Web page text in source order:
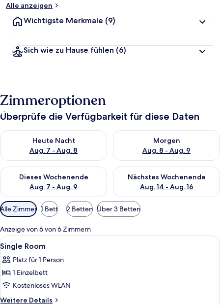
Alle anzeigen
Wichtigste Merkmale (9)
Sich wie zu Hause fühlen (6)
Zimmeroptionen
Überprüfe die Verfügbarkeit für diese Daten
Heute Nacht
Aug. 7 - Aug. 8
Überprüfe die Verfügbarkeit für heute Nacht, Aug. 7 - Aug. 8.
Morgen
Aug. 8 - Aug. 9
Überprüfe die Verfügbarkeit
Dieses Wochenende
Aug. 7 - Aug. 9
Überprüfe die Verfügbarkeit für dieses Wochenende, Aug. 7
Nächstes Wochenende
Aug. 14 - Aug. 16
Überprüfe die Verfügbarkeit
Verfügbare
Filter
für
Zimmer
Alle Zimmer 1 Bett 2 Betten Über 3 Betten
Anzeige von 6 von 6 Zimmern
Alle
Fotos
für
Single
Room
anzeigen
Ein Hotelzimmer mit Bett,
4
Single Room
Platz für 1 Person
1 Einzelbett
Kostenloses WLAN
Weitere Details
Weitere